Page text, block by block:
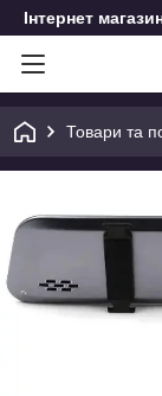
Інтернет
Товари та